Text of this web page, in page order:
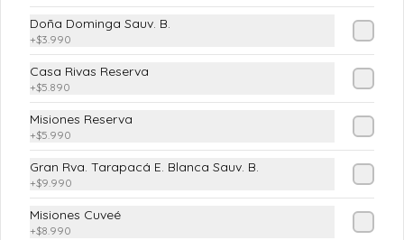
$4.190
Ensalada Mixta
(Lechuga costina o Escarola, Tomate,
Pimiento Verde, Cebolla Morada)
$5.890
Doña Dominga Sauv. B.
+$3.990
Casa Rivas Reserva
+$5.890
Misiones Reserva
+$5.990
Gran Rva. Tarapacá E. Blanca Sauv. B.
+$9.990
Misiones Cuveé
+$8.990